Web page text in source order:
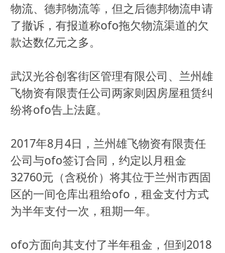
物流、德邦物流等，但之后德邦物流申请
了撤诉，有报道称ofo拖欠物流渠道的欠
款达数亿元之多。
武汉光谷创客街区管理有限公司、兰州雄
飞物资有限责任公司两家则因房屋租赁纠
纷将ofo告上法庭。
2017年8月4日，兰州雄飞物资有限责任
公司与ofo签订合同，约定以月租金
32760元（含税价）将其位于兰州市西固
区的一间仓库出租给ofo，租金支付方式
为半年支付一次，租期一年。
ofo方面向其支付了半年租金，但到2018